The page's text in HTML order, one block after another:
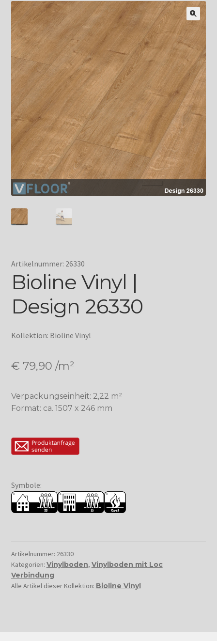
Artikelnummer: 26330
Bioline Vinyl |
Design 26330
Kollektion: Bioline Vinyl
€ 79,90 /m²
Verpackungseinheit: 2,22 m²
Format: ca. 1507 x 246 mm
Symbole:
Artikelnummer: 26330
Kategorien: Vinylboden, Vinylboden mit Loc
Verbindung
Alle Artikel dieser Kollektion: Bioline Vinyl